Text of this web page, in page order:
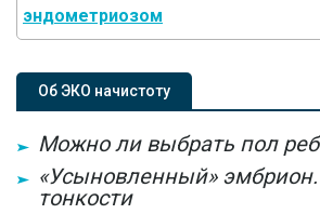
эндометриозом
Об ЭКО начистоту
Можно ли выбрать пол
«Усыновленный»
тонкости